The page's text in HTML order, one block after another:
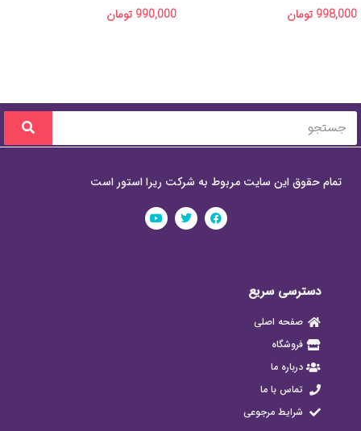
998,000 تومان
990,000 تومان
تمام حقوق این سایت مربوط به شرکت ریرا استور است
دسترسی سریع
صفحه اصلی
فروشگاه
درباره ما
تماس با ما
شرایط مرجوعی